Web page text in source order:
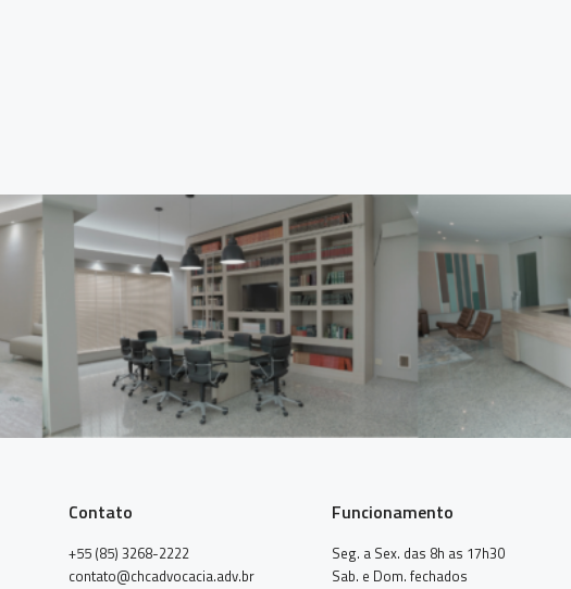
Contato
+55 (85) 3268-2222
contato@chcadvocacia.adv.br
Funcionamento
Seg. a Sex. das 8h as 17h30
Sab. e Dom. fechados